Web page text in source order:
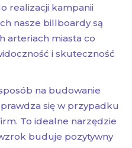
realizacji kampanii
nasze billboardy są
arteriach miasta co
i skuteczność
na budowanie
się w przypadku
To idealne narzędzie
buduje pozytywny